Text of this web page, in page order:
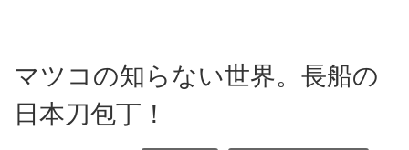
マツコの知らない世界。長船の
日本刀包丁！